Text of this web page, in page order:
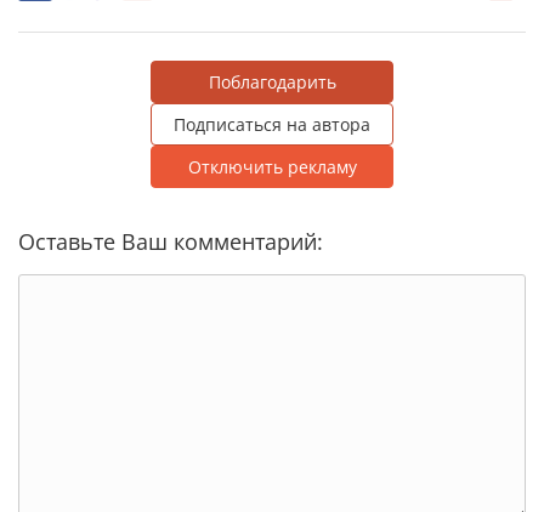
Поблагодарить
Подписаться на автора
Отключить рекламу
Оставьте Ваш комментарий: